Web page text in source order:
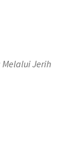
Melalui Jerih